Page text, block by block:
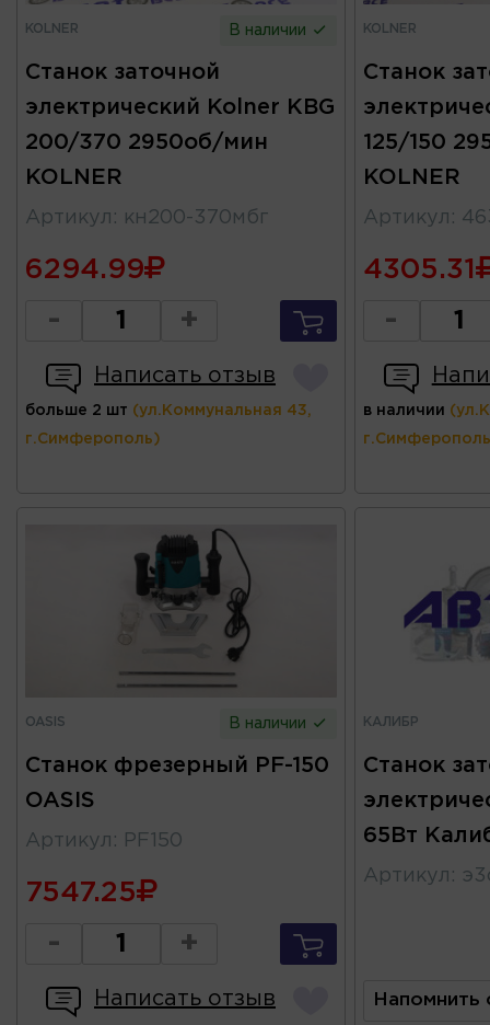
KOLNER В наличии
Станок заточной
электрический Kolner KBG
200/370 2950об/мин
KOLNER
Артикул : кн200-370мбг
6294.99
- +
Написать отзыв
больше 2 шт (ул.Коммунальная 43,
г.Симферополь)
KOLNER
Станок
125/150
KOLNER
Артикул :
4305.31
-
в наличии
OASIS В наличии
Станок фрезерный PF-150
OASIS
Артикул : PF150
7547.25
- +
Написать отзыв
КАЛИБР
Станок
65Вт
Артикул :
Напомнить